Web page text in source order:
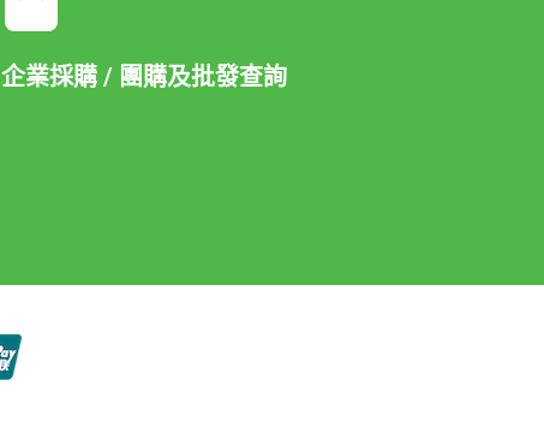
企業採購 / 團購及批發查詢